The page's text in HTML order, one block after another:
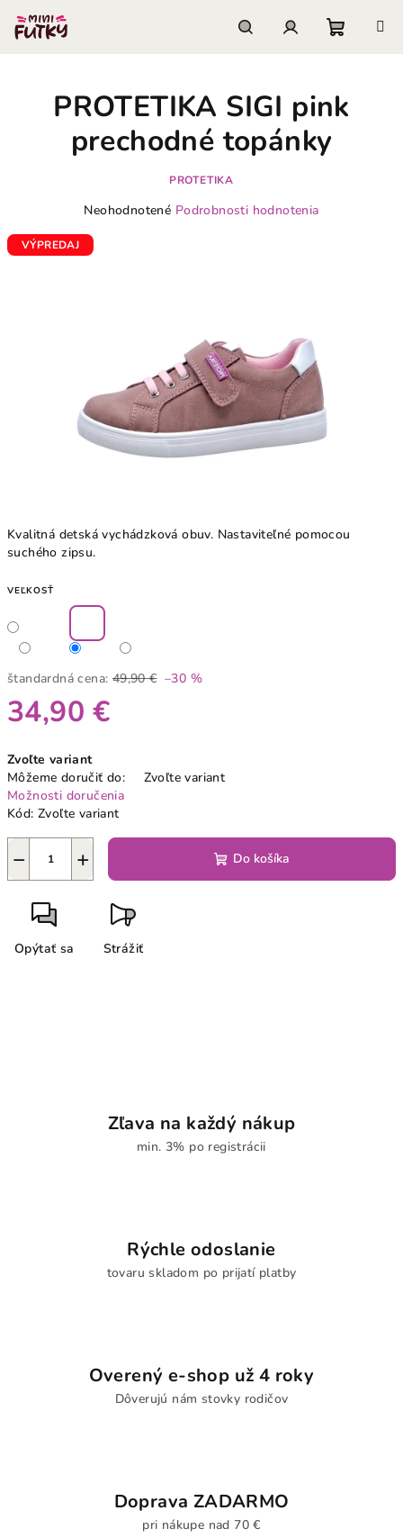
obsah
košík
Kvalitná detská vychádzková obuv. Nastaviteľné pomocou
suchého zipsu.
VEĽKOSŤ
štandardná cena: 49,90 € –30 %
34,90 €
cena:
Zvoľte variant
Môžeme doručiť do:
Zvoľte variant
Možnosti doručenia
Kód: Zvoľte variant
+
− Do košíka
Opýtať sa Strážiť
PROTETIKA SIGI pink
prechodné topánky
PROTETIKA
Priemerné
produktu
Neohodnotené Podrobnosti hodnotenia
VÝPREDAJ
Zľava na každý nákup
min. 3% po registrácii
Rýchle odoslanie
tovaru skladom po prijatí platby
Overený e-shop už 4 roky
Dôverujú nám stovky rodičov
Doprava ZADARMO
pri nákupe nad 70 €